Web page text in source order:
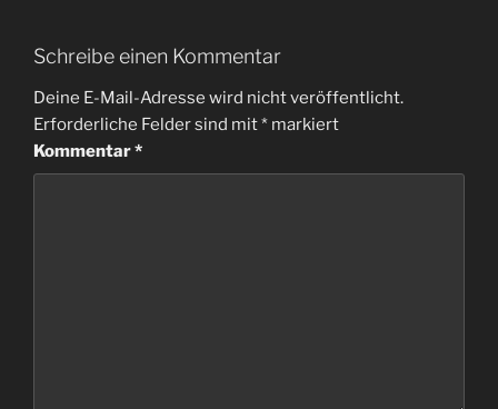
Schreibe einen Kommentar
Deine E-Mail-Adresse wird nicht veröffentlicht.
Erforderliche Felder sind mit* markiert
Kommentar*